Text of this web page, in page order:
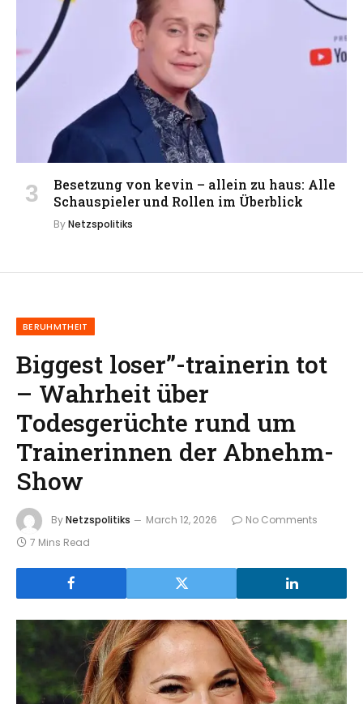
Besetzung von kevin – allein zu haus: Alle
Schauspieler und Rollen im Überblick
ByNetzspolitiks
BERUHMTHEIT
Biggest loser”-trainerin tot
– Wahrheit über
Todesgerüchte rund um
Trainerinnen der Abnehm-
Show
ByNetzspolitiks March 12, 2026
No Comments
7 Mins Read